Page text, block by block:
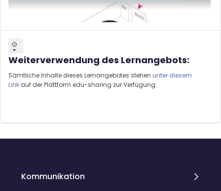
Weiterverwendung des Lernangebots:
Sämtliche Inhalte dieses Lernangebotes stehen unter diesem
Link auf der Plattform edu-sharing zur Verfügung.
Kommunikation